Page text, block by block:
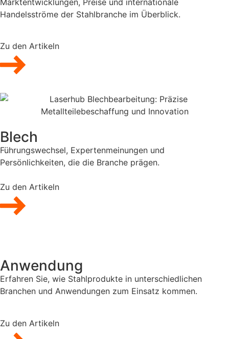
Handelsströme der Stahlbranche im Überblick.
Zu den Artikeln
Blech
Führungswechsel, Expertenmeinungen und
Persönlichkeiten, die die Branche prägen.
Zu den Artikeln
Anwendung
Erfahren Sie, wie Stahlprodukte in unterschiedlichen
Branchen und Anwendungen zum Einsatz kommen.
Zu den Artikeln